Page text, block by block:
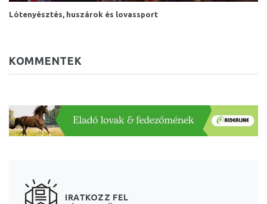
Lótenyésztés, huszárok és lovassport
KOMMENTEK
IRATKOZZ FEL